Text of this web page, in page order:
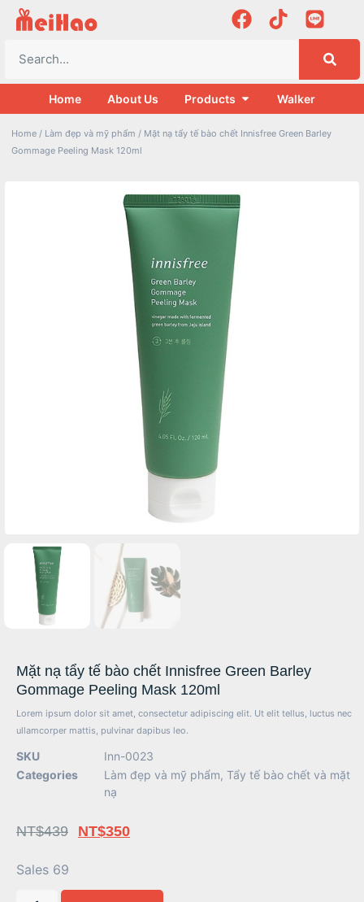
Home About Us Products Walker
Home / Làm đẹp và mỹ phẩm / Mặt nạ tẩy tế bào chết Innisfree Green Barley
Gommage Peeling Mask 120ml
Mặt nạ tẩy tế bào chết Innisfree Green Barley
Gommage Peeling Mask 120ml
Lorem ipsum dolor sit amet, consectetur adipiscing elit. Ut elit tellus, luctus nec
ullamcorper mattis, pulvinar dapibus leo.
SKU
Inn-0023
Categories
Làm đẹp và mỹ phẩm, Tẩy tế bào chết và mặt
nạ
NT$439 NT$350
Sales 69